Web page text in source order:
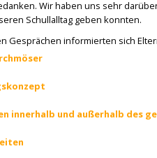
Wir haben uns sehr
Schullalltag geben konnten.
Gesprächen informierten sich
innerhalb und außerhalb des